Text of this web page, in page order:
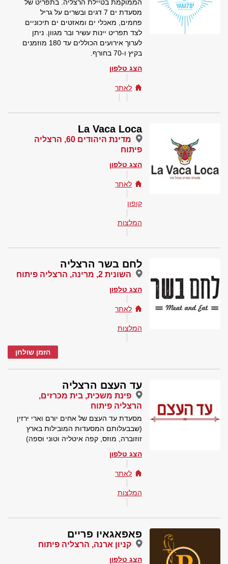
הממוקמת בטיילת הרצליה. בתפריט של
מסעדת ים 7 דגים ובשרים על גריל
פחמים, מאכלי ים ומאזטים ים תיכוניים
לצד תפריט יינות עשיר ובר מגוון. ניתן
לערוך אירועים הכוללים עד 180 מוזמנים
בקיץ ו-70 בחורף.
הצג טלפון
לאתר
La Vaca Loca
מדינת היהודים 60, הרצליה
פיתוח
הצג טלפון
לאתר
קופון
המלצות
לחם בשר הרצליה
השונית 2, מרינה, הרצליה פיתוח
הצג טלפון
לאתר
המלצות
הזמן שולחן
עד העצם הרצליה
פינת משכית, בית מכרזים,
הרצליה פיתוח
מסעדת עד העצם של אחים יורם וארי ירזין
(שבבעלותם המסעדות המובילות בארץ
זוזוברה, מוזס, קפה איטליה וטוני וספה)
הצג טלפון
לאתר
המלצות
פאפאגאיו פריים
קניון ארנה, הרצליה פיתוח
הצג טלפון